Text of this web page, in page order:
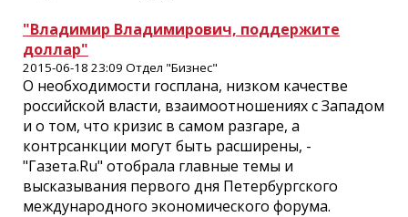
"Владимир Владимирович, поддержите
доллар"
2015-06-18 23:09 Отдел "Бизнес"
О необходимости госплана, низком качестве
российской власти, взаимоотношениях с Западом
и о том, что кризис в самом разгаре, а
контрсанкции могут быть расширены, -
"Газета.Ru" отобрала главные темы и
высказывания первого дня Петербургского
международного экономического форума.